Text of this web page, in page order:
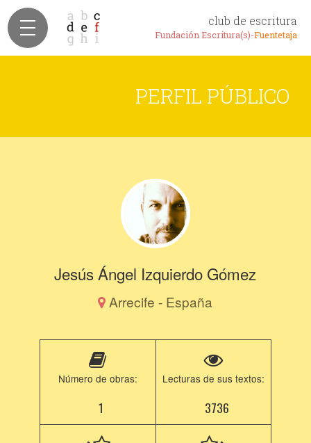
club de escritura
Fundación Escritura(s)-Fuentetaja
PERFIL PÚBLICO
Jesús Ángel Izquierdo Gómez
Arrecife - España
Número de obras:
1
Lecturas de sus textos:
3736